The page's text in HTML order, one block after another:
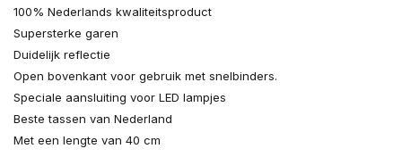
100% Nederlands kwaliteitsproduct
Supersterke garen
Duidelijk reflectie
Open bovenkant voor gebruik met snelbinders.
Speciale aansluiting voor LED lampjes
Beste tassen van Nederland
Met een lengte van 40 cm